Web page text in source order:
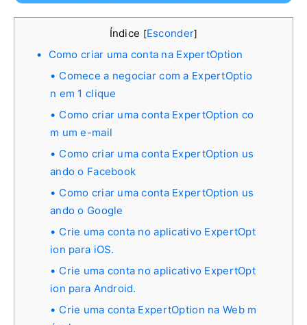
Índice [Esconder]
Como criar uma conta na ExpertOption
Comece a negociar com a ExpertOptio
n em 1 clique
Como criar uma conta ExpertOption co
m um e-mail
Como criar uma conta ExpertOption us
ando o Facebook
Como criar uma conta ExpertOption us
ando o Google
Crie uma conta no aplicativo ExpertOpt
ion para iOS.
Crie uma conta no aplicativo ExpertOpt
ion para Android.
Crie uma conta ExpertOption na Web m